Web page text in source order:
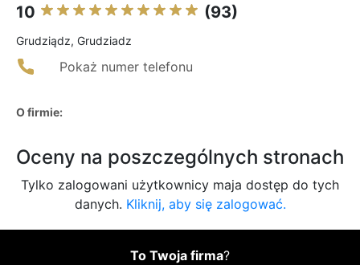
10 (93)
Grudziądz, Grudziadz
Pokaż numer telefonu
O firmie:
Oceny na poszczególnych stronach
Tylko zalogowani użytkownicy maja dostęp do tych
danych. Kliknij, aby się zalogować.
To Twoja firma?